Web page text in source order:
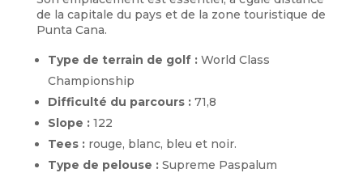
de la capitale du pays et de la zone touristique de
Punta Cana.
Type de terrain de golf :World Class
Championship
Difficulté du parcours : 71,8
Slope : 122
Tees : rouge, blanc, bleu et noir.
Type de pelouse : Supreme Paspalum